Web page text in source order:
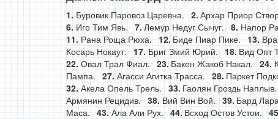
Буровик Паровоз Царевна. Архар Приор
Иго Тим Явь.
Лемур Недуг Сычуг. Напор
Рана Роща Рюха.
Биде Пиар Пике.
Косарь Нокаут.
Бриг Змий Юрий. Вид Опт
Овал Трал Фиал.
Бакен Жакоб Накал.
Пампа.
Агасси Агитка Трасса. Паркет
Акела Опель Трель.
Гаолян Гроздь Наплыв.
Армянин Рецидив.
Вий Вин Вой. Бард
Маса.
Ала Али Рух. Всход Остов Устои.